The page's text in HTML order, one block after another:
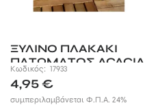
ΞΥΛΙΝO ΠΛΑΚΑΚΙ
ΠΑΤΩΜΑΤΟΣ ACACIA
Κωδικός: 17933
4,95€
συμπεριλαμβάνεται Φ.Π.Α. 24%